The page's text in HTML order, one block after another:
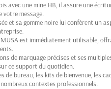
avec une mine HB, il assure une
votre message.
et sa gomme noire lui confèrent un
est immédiatement utilisable,
de marquage précises et ses
ce support du quotidien.
de bureau, les kits de bienvenue, les
contextes professionnels.